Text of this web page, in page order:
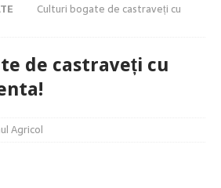
Culturi bogate de castraveți cu
de castraveți cu
Agricol